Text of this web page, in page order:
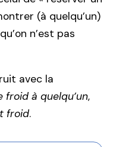
(à quelqu’un)
n’est pas
avec la
froid à quelqu’un,
froid.